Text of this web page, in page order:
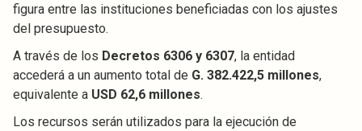
figura entre las instituciones beneficiadas con los ajustes
del presupuesto.
A través de los Decretos 6306 y 6307, la entidad
accederá a un aumento total de G. 382.422,5 millones,
equivalente a USD 62,6 millones.
Los recursos serán utilizados para la ejecución de